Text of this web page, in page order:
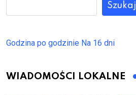
Szukaj
Godzina po godzinie Na 16 dni
WIADOMOŚCI LOKALNE